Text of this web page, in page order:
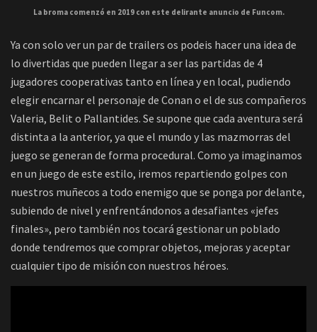
La broma comenzó en 2019 con este delirante anuncio de Funcom.
Ya con solo ver un par de trailers os podeis hacer una idea de
lo divertidas que pueden llegar a ser las partidas de 4
jugadores cooperativas tanto en línea y en local, pudiendo
elegir encarnar el personaje de Conan o el de sus compañeros
Valeria, Belit o Pallantides. Se supone que cada aventura será
distinta a la anterior, ya que el mundo y las mazmorras del
juego se generan de forma procedural. Como ya imaginamos
en un juego de este estilo, iremos repartiendo golpes con
nuestros muñecos a todo enemigo que se ponga por delante,
subiendo de nivel y enfrentándonos a desafiantes «jefes
finales», pero también nos tocará gestionar un poblado
donde tendremos que comprar objetos, mejoras y aceptar
cualquier tipo de misión con nuestros héroes.